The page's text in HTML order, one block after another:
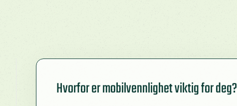
Hvorfor er mobilvennlighet viktig for deg?